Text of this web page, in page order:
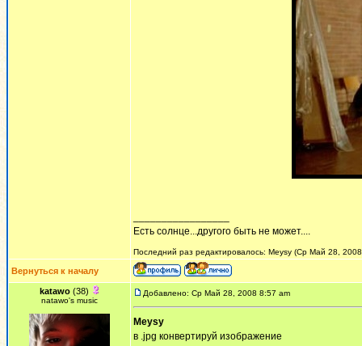
Есть солнце...другого быть не может....
Последний раз редактировалось: Meysy (Ср Май 28,
Вернуться к началу
katawo(38)
natawo's music
Добавлено: Ср Май 28, 2008 8:57 am
Meysy
в .jpg конвертируй изображение